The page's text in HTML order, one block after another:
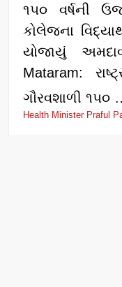
૧૫૦ વર્ષની
કોલેજના
યોજાયું
Mataram:
ગૌરવશાળી ૧૫૦
Health Minister Praful